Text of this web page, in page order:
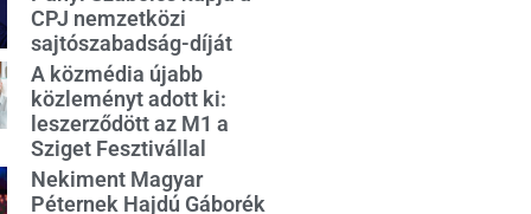
CPJ nemzetközi
sajtószabadság-díját
A közmédia újabb
közleményt adott ki:
leszerződött az M1 a
Sziget Fesztivállal
Nekiment Magyar
Péternek Hajdú Gáborék